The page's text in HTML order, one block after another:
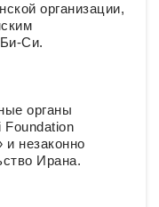
организации,
Си.
органы
Foundation
и незаконно
Ирана.